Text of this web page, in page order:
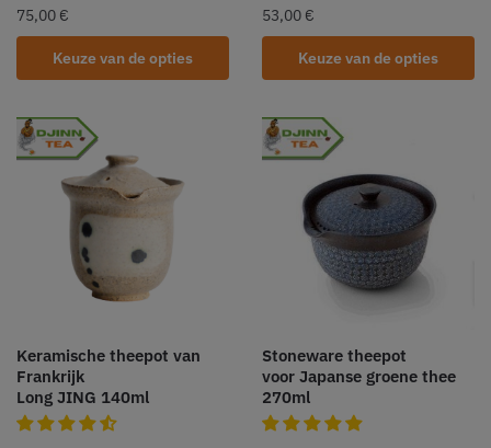
75,00 €
Keuze van de opties
53,00 €
Keuze van de opties
Keramische theepot van
Frankrijk
Long JING 140ml
Stoneware theepot
voor Japanse groene thee
270ml